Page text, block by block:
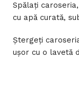
Spălați
cu apă curată,
Ștergeți
ușor cu o lavetă